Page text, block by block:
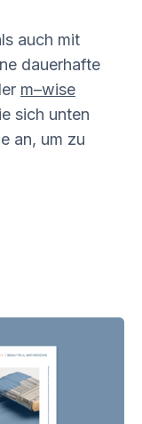
auch mit
dauerhafte
m–wise
sich unten
an, um zu